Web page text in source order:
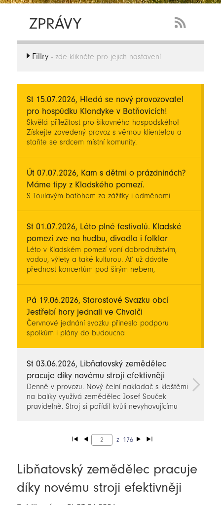
ZPRÁVY
Feed
Filtry- zde klikněte pro jejich nastavení
St 15.07.2026, Hledá se nový provozovatel
pro hospůdku Klondyke v Batňovicích!
Skvělá příležitost pro šikovného hospodského!
Získejte zavedený provoz s věrnou klientelou a
staňte se srdcem místní komunity.
Út 07.07.2026, Kam s dětmi o prázdninách?
Máme tipy z Kladského pomezí.
S Toulavým baťohem za zážitky i odměnami
St 01.07.2026, Léto plné festivalů. Kladské
pomezí zve na hudbu, divadlo i folklor
Léto v Kladském pomezí voní dobrodružstvím,
vodou, výlety a také kulturou. Ať už dáváte
přednost koncertům pod širým nebem,
přijdete na své.
Pá 19.06.2026, Starostové Svazku obcí
Jestřebí hory jednali ve Chvalči
Červnové jednání svazku přineslo podporu
spolkům i plány do budoucna
St 03.06.2026, Libňatovský zemědělec
pracuje díky novému stroji efektivněji
Denně v provozu. Nový čelní nakladač s kleštěmi
na balíky využívá zemědělec Josef Souček
pravidelně. Stroj si pořídil kvůli nevyhovujícímu
z 176
Libňatovský zemědělec pracuje
díky novému stroji efektivněji